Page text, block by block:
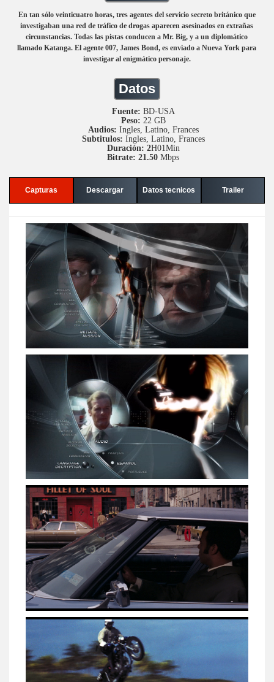
En tan sólo veinticuatro horas, tres agentes del servicio secreto británico que
investigaban una red de tráfico de drogas aparecen asesinados en extrañas
circunstancias. Todas las pistas conducen a Mr. Big, y a un diplomático
llamado Katanga. El agente 007, James Bond, es enviado a Nueva York para
investigar al enigmático personaje.
Datos
Fuente: BD-USA
Peso: 22 GB
Audios: Ingles, Latino, Frances
Subtitulos: Ingles, Latino, Frances
Duración: 2H01Min
Bitrate: 21.50 Mbps
Capturas Descargar Datos tecnicos Trailer